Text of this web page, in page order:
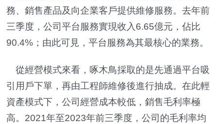
務、銷售產品及向企業客戶提供維修服務。去年前
三季度，公司平台服務實現收入6.65億元，佔比
90.4%；由此可見，平台服務為其最核心的業務。
從經營模式來看，啄木鳥採取的是先通過平台吸
引用戶下單，再由工程師維修後進行抽成。在此輕
資產模式下，公司經營成本較低，銷售毛利率極
高。2021年至2023年前三季度，公司的毛利率均